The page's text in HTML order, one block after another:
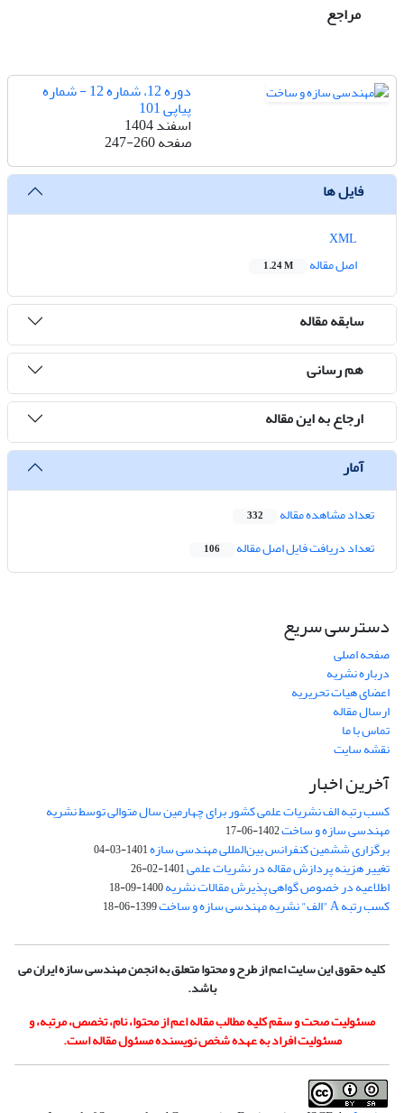
مراجع
دوره 12، شماره 12 - شماره
پیاپی 101
اسفند 1404
صفحه247-260
فایل ها
اصل مقاله
1.24 M
سابقه مقاله
هم رسانی
ارجاع به این مقاله
آمار
تعداد مشاهده مقاله 332
تعداد دریافت فایل اصل مقاله 106
دسترسی سریع
صفحه اصلی
درباره نشریه
اعضای هیات تحریریه
ارسال مقاله
تماس با ما
نقشه سایت
آخرین اخبار
کسب رتبه الف نشریات علمی کشور برای چهارمین سال متوالی توسط نشریه
مهندسی سازه و ساخت1402-06-17
برگزاری ششمین کنفرانس بین‌المللی مهندسی سازه1401-03-04
تغییر هزینه پردازش مقاله در نشریات علمی1401-02-26
اطلاعیه در خصوص گواهی پذیرش مقالات نشریه1400-09-18
کسب رتبه A "الف" نشریه مهندسی سازه و ساخت 1399-06-18
کلیه حقوق این سایت اعم از طرح و محتوا متعلق به انجمن مهندسی سازه ایران می
باشد.
مسئولیت صحت و سقم کلیه مطالب مقاله اعم از محتوا، نام، تخصص، مرتبه، و
مسئولیت افراد به عهده شخص نویسنده مسئول مقاله است.